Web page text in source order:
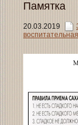
Памятка
20.03.2019